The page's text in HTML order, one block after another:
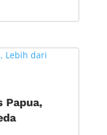
Papua,